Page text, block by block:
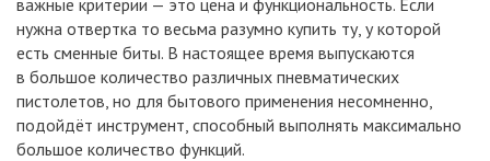
важные критерии — это цена и функциональность. Если
нужна отвертка то весьма разумно купить ту, у которой
есть сменные биты. В настоящее время выпускаются
в большое количество различных пневматических
пистолетов, но для бытового применения несомненно,
подойдёт инструмент, способный выполнять максимально
большое количество функций.